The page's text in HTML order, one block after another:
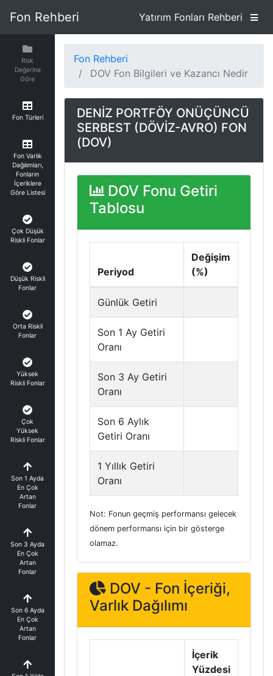
Fon Rehberi Yatırım Fonları Rehberi
Risk
Değerine
Göre
Fon Türleri
Fon Varlık
Dağılımları,
Fonların
İçeriklere
Göre Listesi
Çok Düşük
Riskli Fonlar
Düşük Riskli
Fonlar
Orta Riskli
Fonlar
Yüksek
Riskli Fonlar
Çok
Yüksek
Riskli Fonlar
Son 1 Ayda
En Çok
Artan
Fonlar
Son 3 Ayda
En Çok
Artan
Fonlar
Son 6 Ayda
En Çok
Artan
Fonlar
Fon Rehberi
DOV Fon Bilgileri ve Kazancı Nedir
DENİZ PORTFÖY ONÜÇÜNCÜ
SERBEST (DÖVİZ-AVRO) FON
(DOV)
DOV Fonu Getiri
Tablosu
Periyod
Değişim
(%)
Günlük Getiri
Son 1 Ay Getiri
Oranı
Son 3 Ay Getiri
Oranı
Son 6 Aylık
Getiri Oranı
1 Yıllık Getiri
Oranı
Not: Fonun geçmiş performansı gelecek
dönem performansı için bir gösterge
olamaz.
DOV - Fon İçeriği,
Varlık Dağılımı
İçerik
Yüzdesi